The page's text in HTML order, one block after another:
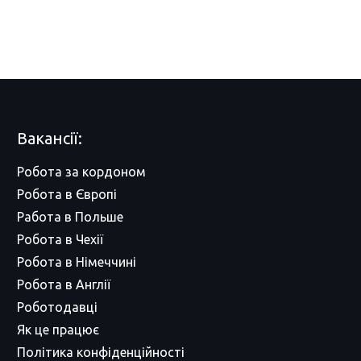
Вакансії:
Робота за кордоном
Робота в Європі
Работа в Польше
Робота в Чехії
Робота в Німеччині
Робота в Англії
Роботодавці
Як це працює
Політика конфіденційності